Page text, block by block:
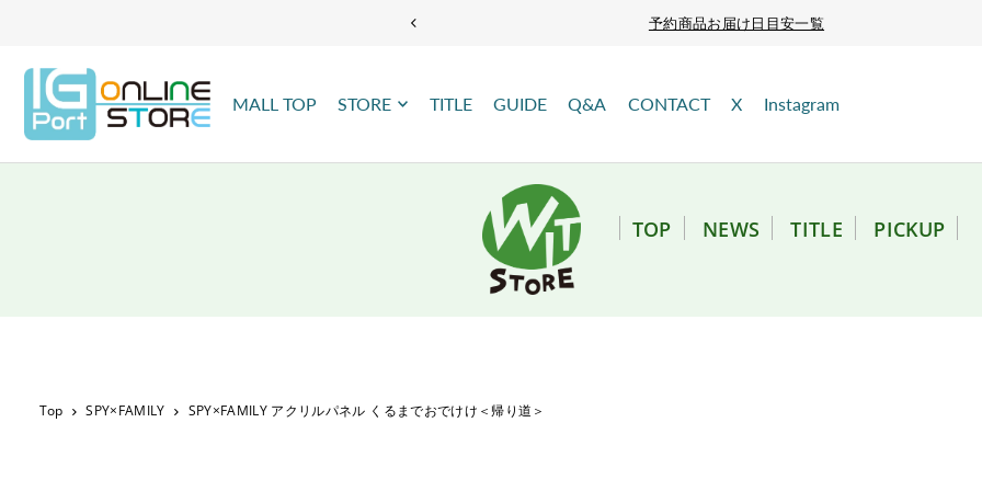
TRANSLATION MISSING: JA.ACCESSIBILITY.SKIP_TO_TEXT 予約商品お届け日目安一覧
MALL TOP STORE TITLE GUIDE Q&A CONTACT X Instagram
TOP NEWS TITLE PICKUP
Top SPY×FAMILY SPY×FAMILY アクリルパネル くるまでおでけけ＜帰り道＞